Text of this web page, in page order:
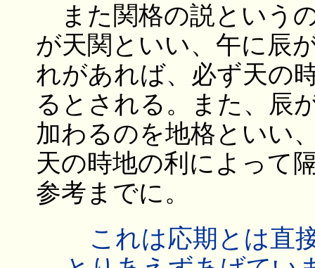
また関格の説という
が天関といい、午に辰
れがあれば、必ず天の
るとされる。また、辰
加わるのを地格といい
天の時地の利によって
参考までに。
これは応期とは直